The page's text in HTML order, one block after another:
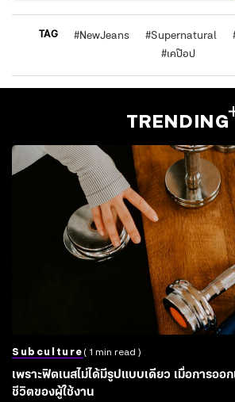
TAG #NewJeans #Supernatural
#เคป๊อป
TRENDING
Subculture ( 1 min read )
เพราะฟิตเนสไม่ได้มีรูปแบบเดียว เมื่อการออ
ชีวิตของผู้ใช้งาน